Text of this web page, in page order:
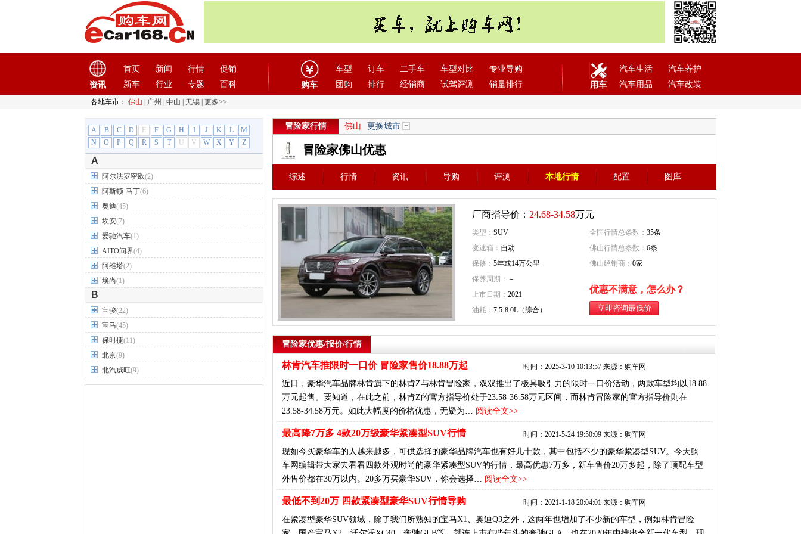
资讯
首页 新闻 行情
促销
新车
行业 专题 百科 购车
车型 订车 二手车 车型对比
专业导购
团购
排行 经销商 试驾评测 销量排行 用车
汽车生活
汽车养护
汽车用品
汽车改装
各地车市： 佛山 广州 中山 无锡 更多>>
A B C D E F G H I J K L
M
N
O P Q R S T U V W X Y Z
A
阿尔法罗密欧(2)
阿斯顿·马丁(6)
奥迪(45)
埃安(7)
爱驰汽车(1)
AITO问界(4)
阿维塔(2)
埃尚(1)
B
宝骏(22)
宝马(45)
保时捷(11)
北京(9)
北汽威旺(9)
北汽制造(7)
冒险家行情 佛山 更换城市
冒险家佛山优惠
综述 行情 资讯 导购 评测 本地行情 配置 图库
厂商指导价： 24.68-34.58万元
类型： SUV 全国行情总条数： 35条
变速箱： 自动 佛山行情总条数： 6条
保修： 5年或14万公里 佛山经销商： 0家
保养周期： －
优惠不满意，怎么办？
上市日期： 2021
油耗： 7.5-8.0L（综合）
冒险家优惠/报价/行情
林肯汽车推限时一口价 冒险家售价18.88万起 时间：2025-3-10 10:13:57 来源：购车网
近日，豪华汽车品牌林肯旗下的林肯Z与林肯冒险家，双双推出了极具吸引力的限时一口价活动，两款车型均以18.88
万元起售。要知道，在此之前，林肯Z的官方指导价处于23.58-36.58万元区间，而林肯冒险家的官方指导价则在
23.58-34.58万元。如此大幅度的价格优惠，无疑为… 阅读全文>>
最高降7万多 4款20万级豪华紧凑型SUV行情 时间：2021-5-24 19:50:09 来源：购车网
现如今买豪华车的人越来越多，可供选择的豪华品牌汽车也有好几十款，其中包括不少的豪华紧凑型SUV。今天购
车网编辑带大家去看看四款外观时尚的豪华紧凑型SUV的行情，最高优惠7万多，新车售价20万多起，除了顶配车型
外售价都在30万以内。20多万买豪华SUV，你会选择… 阅读全文>>
最低不到20万 四款紧凑型豪华SUV行情导购 时间：2021-1-18 20:04:01 来源：购车网
在紧凑型豪华SUV领域，除了我们所熟知的宝马X1、奥迪Q3之外，这两年也增加了不少新的车型，例如林肯冒险